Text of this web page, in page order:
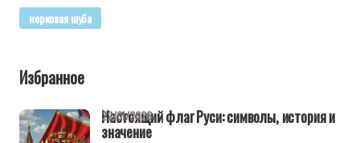
норковая шуба
Избранное
Настоящий флаг Руси: символы, история и
значение
22/01/2026